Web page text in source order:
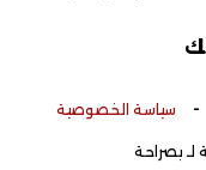
- سياسة الخصوصية